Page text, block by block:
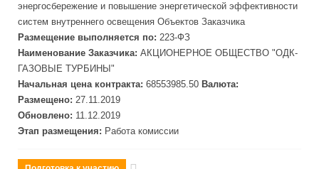
энергосбережение и повышение энергетической эффективности
систем внутреннего освещения Объектов Заказчика
Размещение выполняется по: 223-ФЗ
Наименование Заказчика: АКЦИОНЕРНОЕ ОБЩЕСТВО "ОДК-
ГАЗОВЫЕ ТУРБИНЫ"
Начальная цена контракта: 68553985.50 Валюта:
Размещено: 27.11.2019
Обновлено: 11.12.2019
Этап размещения: Работа комиссии